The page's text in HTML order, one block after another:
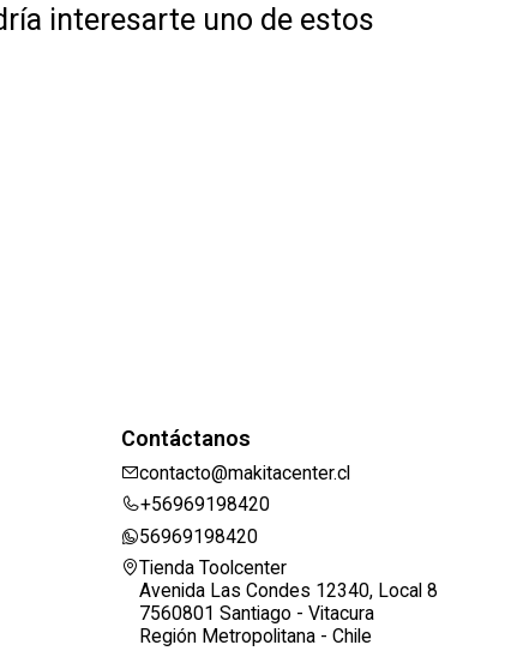
interesarte uno de estos
Contáctanos
contacto@makitacenter.cl
+56969198420
56969198420
Tienda Toolcenter
Avenida Las Condes 12340, Local 8
7560801 Santiago - Vitacura
Región Metropolitana - Chile